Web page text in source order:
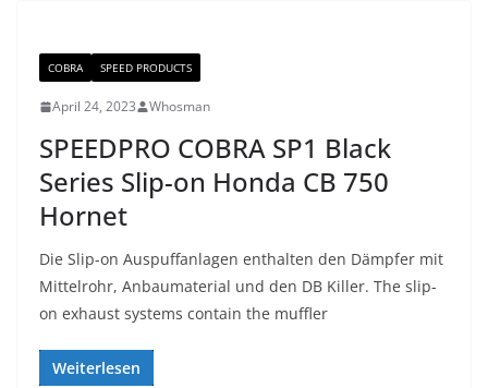
COBRA SPEED PRODUCTS
April 24, 2023 Whosman
SPEEDPRO COBRA SP1 Black
Series Slip-on Honda CB 750
Hornet
Die Slip-on Auspuffanlagen enthalten den Dämpfer mit
Mittelrohr, Anbaumaterial und den DB Killer. The slip-
on exhaust systems contain the muffler
Weiterlesen